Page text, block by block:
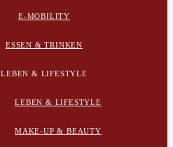
E-MOBILITY
ESSEN & TRINKEN
LEBEN & LIFESTYLE
LEBEN & LIFESTYLE
MAKE-UP & BEAUTY